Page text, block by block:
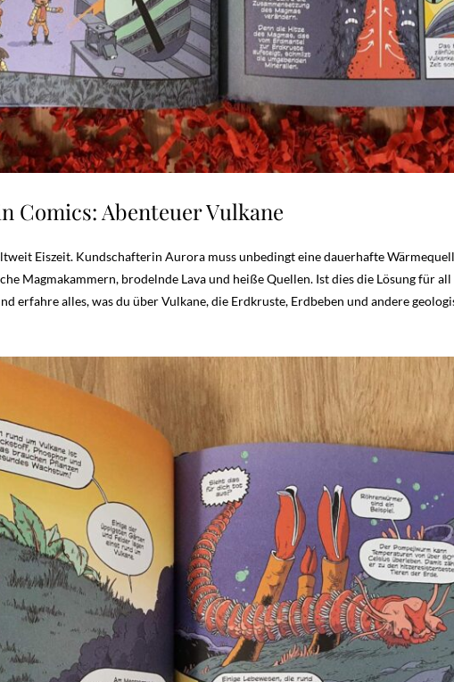
Comics: Abenteuer Vulkane
Eiszeit. Kundschafterin Aurora muss unbedingt eine dauerhafte
Magmakammern, brodelnde Lava und heiße Quellen. Ist dies die Lösung für
erfahre alles, was du über Vulkane, die Erdkruste, Erdbeben und andere